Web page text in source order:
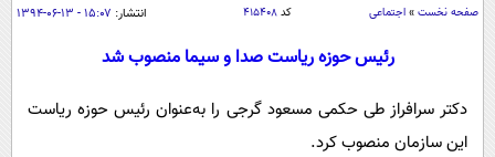
اقتصاد
اقتصادی
جامعه
بین الملل
صفحه نخست » اجتماعی کد۴۱۵۴۰۸ انتشار: ۱۵:۰۷ - ۱۳-۰۶-۱۳۹۴
رئیس حوزه ریاست صدا و سیما منصوب شد
دکتر سرافراز طی حکمی مسعود گرجی را به‌عنوان رئیس حوزه ریاست
این سازمان منصوب کرد.